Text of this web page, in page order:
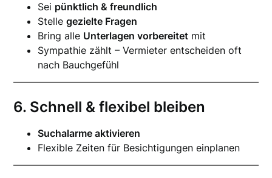
Sei pünktlich & freundlich
Stellegezielte Fragen
Bring alle Unterlagen vorbereitet mit
Sympathie zählt – Vermieter entscheiden oft
nach Bauchgefühl
6. Schnell & flexibel bleiben
Suchalarme aktivieren
Flexible Zeiten für Besichtigungen einplanen